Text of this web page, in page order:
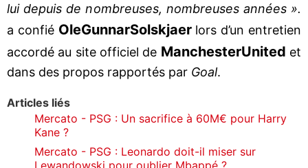
lui depuis de nombreuses, nombreuses années ».
a confié OleGunnarSolskjaerlors d’un entretien
accordé au site officiel de ManchesterUnited et
dans des propos rapportés par Goal.
Articles liés
Mercato - PSG : Un sacrifice à 60M€ pour Harry
Kane ?
Mercato - PSG : Leonardo doit-il miser sur
Lewandowski pour oublier Mbappé ?